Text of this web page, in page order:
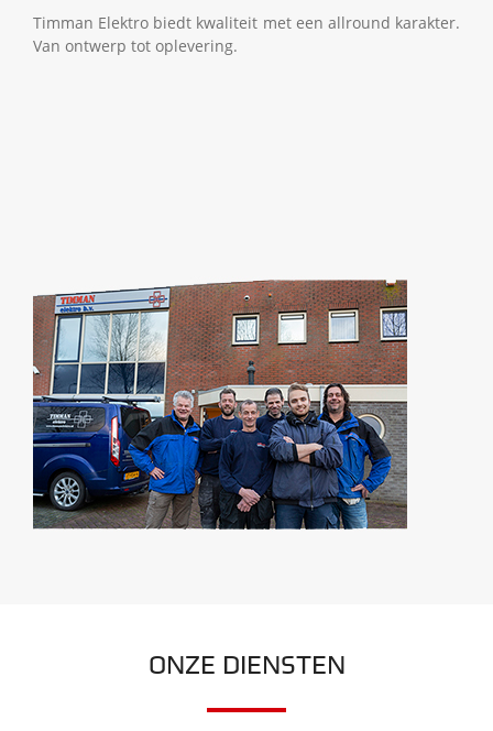
Timman Elektro biedt kwaliteit met een allround karakter.
Van ontwerp tot oplevering.
ONZE DIENSTEN